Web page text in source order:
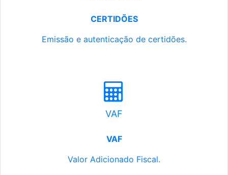
CERTIDÕES
Emissão e autenticação de certidões.
VAF
VAF
Valor Adicionado Fiscal.